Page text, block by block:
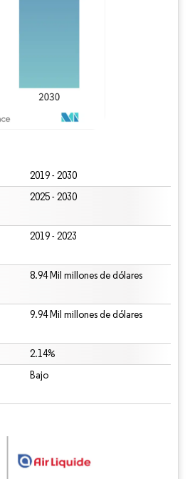
2019 - 2030
2025 - 2030
2019 - 2023
8.94 Mil millones de dólares
9.94 Mil millones de dólares
2.14%
Bajo